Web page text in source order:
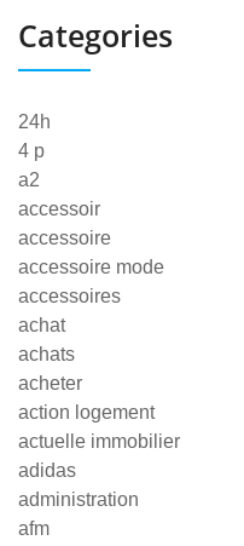
Categories
24h
4 p
a2
accessoir
accessoire
accessoire mode
accessoires
achat
achats
acheter
action logement
actuelle immobilier
adidas
administration
afm